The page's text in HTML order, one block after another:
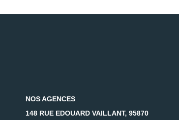
NOS AGENCES
148 RUE EDOUARD VAILLANT, 95870